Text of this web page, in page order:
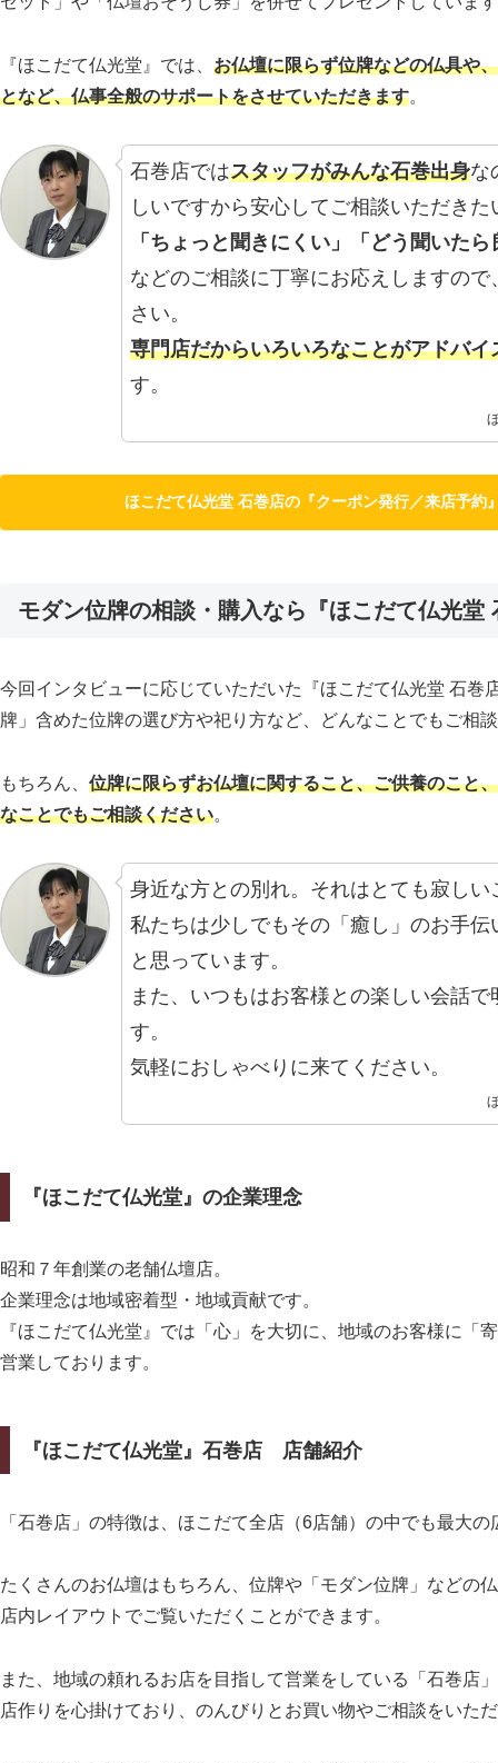
『ほこだて仏光堂』では、 お仏壇に限らず位牌などの仏具や
となど、仏事全般のサポートをさせていただきます。
石巻店ではスタッフがみんな石巻出身な
しいですから安心してご相談いただき
「ちょっと聞きにくい」「どう聞いた
などのご相談に丁寧にお応えしますの
さい。
専門店だからいろいろなことがアドバイ
す。
ほこだて仏光堂 石巻店の『クーポン発行／来店予約
モダン位牌の相談・購入なら『ほこだて仏光堂
今回インタビューに応じていただいた『ほこだて仏光堂 石巻
牌」含めた位牌の選び方や祀り方など、どんなことでもご相
もちろん、 位牌に限らずお仏壇に関すること、ご供養のこと
なことでもご相談ください。
身近な方との別れ。それはとても寂しい
私たちは少しでもその「癒し」のお手
と思っています。
また、いつもはお客様との楽しい会話
す。
気軽におしゃべりに来てください。
『ほこだて仏光堂』の企業理念
昭和７年創業の老舗仏壇店。
企業理念は地域密着型・地域貢献です。
『ほこだて仏光堂』では「心」を大切に、地域のお客様に「
営業しております。
『ほこだて仏光堂』石巻店 店舗紹介
「石巻店」の特徴は、ほこだて全店（6店舗）の中でも最大の
たくさんのお仏壇はもちろん、位牌や「モダン位牌」などの
店内レイアウトでご覧いただくことができます。
また、地域の頼れるお店を目指して営業をしている「石巻店
店作りを心掛けており、のんびりとお買い物やご相談をいた